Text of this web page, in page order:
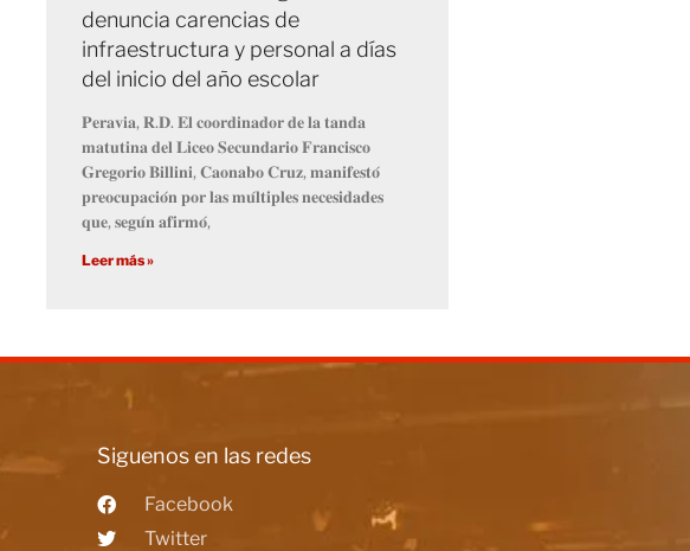
denuncia carencias de
infraestructura y personal a días
del inicio del año escolar
𝐏𝐞𝐫𝐚𝐯𝐢𝐚, 𝐑.𝐃. 𝐄𝐥 𝐜𝐨𝐨𝐫𝐝𝐢𝐧𝐚𝐝𝐨𝐫 𝐝𝐞 𝐥𝐚 𝐭𝐚𝐧𝐝𝐚
𝐦𝐚𝐭𝐮𝐭𝐢𝐧𝐚 𝐝𝐞𝐥 𝐋𝐢𝐜𝐞𝐨 𝐒𝐞𝐜𝐮𝐧𝐝𝐚𝐫𝐢𝐨 𝐅𝐫𝐚𝐧𝐜𝐢𝐬𝐜𝐨
𝐆𝐫𝐞𝐠𝐨𝐫𝐢𝐨 𝐁𝐢𝐥𝐥𝐢𝐧𝐢, 𝐂𝐚𝐨𝐧𝐚𝐛𝐨 𝐂𝐫𝐮𝐳, 𝐦𝐚𝐧𝐢𝐟𝐞𝐬𝐭𝐨́
𝐩𝐫𝐞𝐨𝐜𝐮𝐩𝐚𝐜𝐢𝐨́𝐧 𝐩𝐨𝐫 𝐥𝐚𝐬 𝐦𝐮́𝐥𝐭𝐢𝐩𝐥𝐞𝐬 𝐧𝐞𝐜𝐞𝐬𝐢𝐝𝐚𝐝𝐞𝐬
𝐪𝐮𝐞, 𝐬𝐞𝐠𝐮́𝐧 𝐚𝐟𝐢𝐫𝐦𝐨́,
Leer más »
Siguenos en las redes
Facebook
Twitter